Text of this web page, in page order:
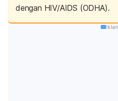
dengan HIV/AIDS (ODHA).
Iklan